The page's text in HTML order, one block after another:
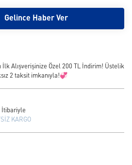
Gelince Haber Ver
Alışverişinize Özel 200 TL İndirim! Üstelik
2 taksit imkanıyla!💞
İtibariyle
KARGO